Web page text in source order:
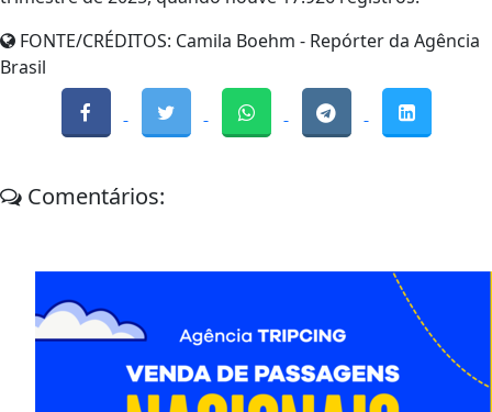
FONTE/CRÉDITOS: Camila Boehm - Repórter da Agência
Brasil
Comentários: